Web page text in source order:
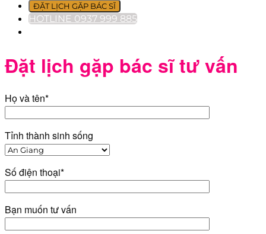
ĐẶT LỊCH GẶP BÁC SĨ
HOTLINE 0937 999 885
Đặt lịch gặp bác sĩ tư vấn
Họ và tên*
Tỉnh thành sinh sống
Số điện thoại*
Bạn muốn tư vấn